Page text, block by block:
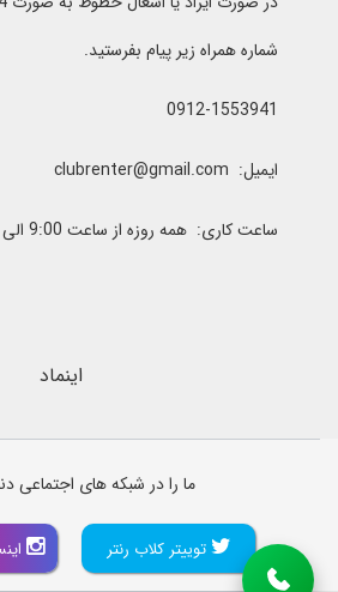
شماره همراه زیر پیام بفرستید.
0912-1553941
ایمیل: clubrenter@gmail.com
ساعت کاری: همه روزه از ساعت 9:00 الی 17:00
اینماد
ما را در شبکه های اجتماعی
توییتر کلاب رنتر